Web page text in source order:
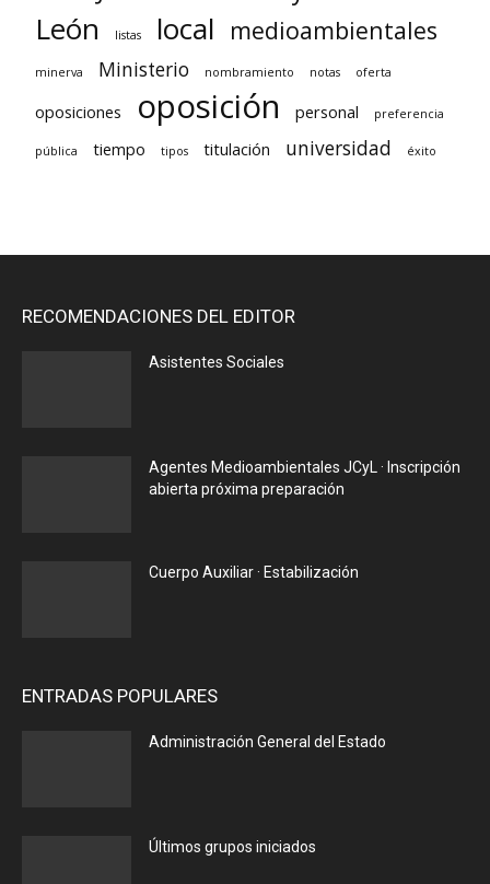
León listas local medioambientales
minerva Ministerio nombramiento notas oferta
oposiciones oposición personal preferencia
pública tiempo tipos titulación universidad éxito
RECOMENDACIONES DEL EDITOR
Asistentes Sociales
Agentes Medioambientales JCyL · Inscripción
abierta próxima preparación
Cuerpo Auxiliar · Estabilización
ENTRADAS POPULARES
Administración General del Estado
Últimos grupos iniciados